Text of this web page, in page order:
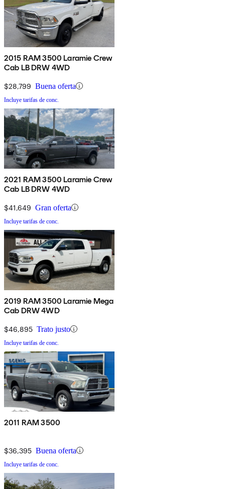
2015 RAM 3500 Laramie Crew
Cab LB DRW 4WD
$28,799 Buena oferta
Incluye tarifas de conc.
2021 RAM 3500 Laramie Crew
Cab LB DRW 4WD
$41,649 Gran oferta
Incluye tarifas de conc.
2019 RAM 3500 Laramie Mega
Cab DRW 4WD
$46,895 Trato justo
Incluye tarifas de conc.
2011 RAM 3500
$36,395 Buena oferta
Incluye tarifas de conc.